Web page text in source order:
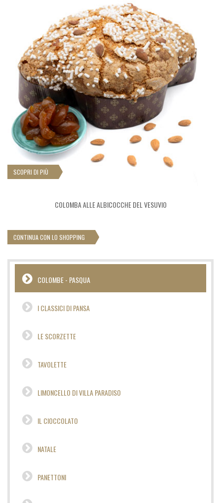
SCOPRI DI PIÙ
COLOMBA ALLE ALBICOCCHE DEL VESUVIO
CONTINUA CON LO SHOPPING
COLOMBE - PASQUA
I CLASSICI DI PANSA
LE SCORZETTE
TAVOLETTE
LIMONCELLO DI VILLA PARADISO
IL CIOCCOLATO
NATALE
PANETTONI